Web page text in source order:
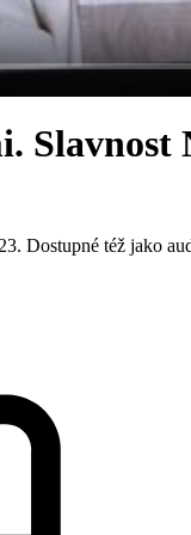
Slavnost
Dostupné též jako